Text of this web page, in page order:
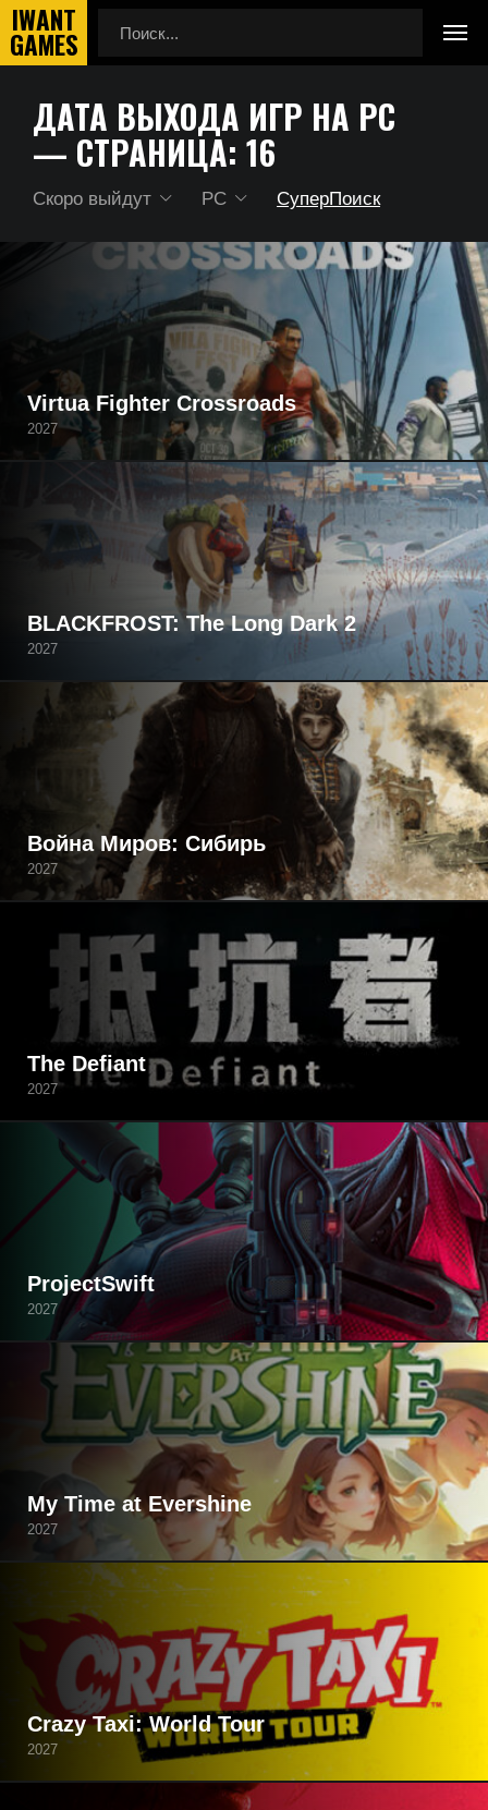
Главная
Дата выхода игр на PC
ДАТА ВЫХОДА ИГР НА PC
— СТРАНИЦА: 16
Скоро выйдут PC СуперПоиск
заканчивая бесконечностью.
Virtua Fighter Crossroads
2027
BLACKFROST: The Long Dark 2
2027
Война Миров: Сибирь
2027
The Defiant
2027
ProjectSwift
2027
My Time at Evershine
2027
Crazy Taxi: World Tour
2027